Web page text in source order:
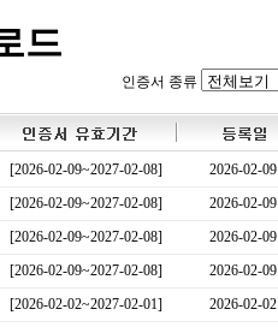
드
인증서 종류
[2026-02-09~2027-02-08]
2026-02-09
[2026-02-09~2027-02-08]
2026-02-09
[2026-02-09~2027-02-08]
2026-02-09
[2026-02-09~2027-02-08]
2026-02-09
[2026-02-02~2027-02-01] 2026-02-02